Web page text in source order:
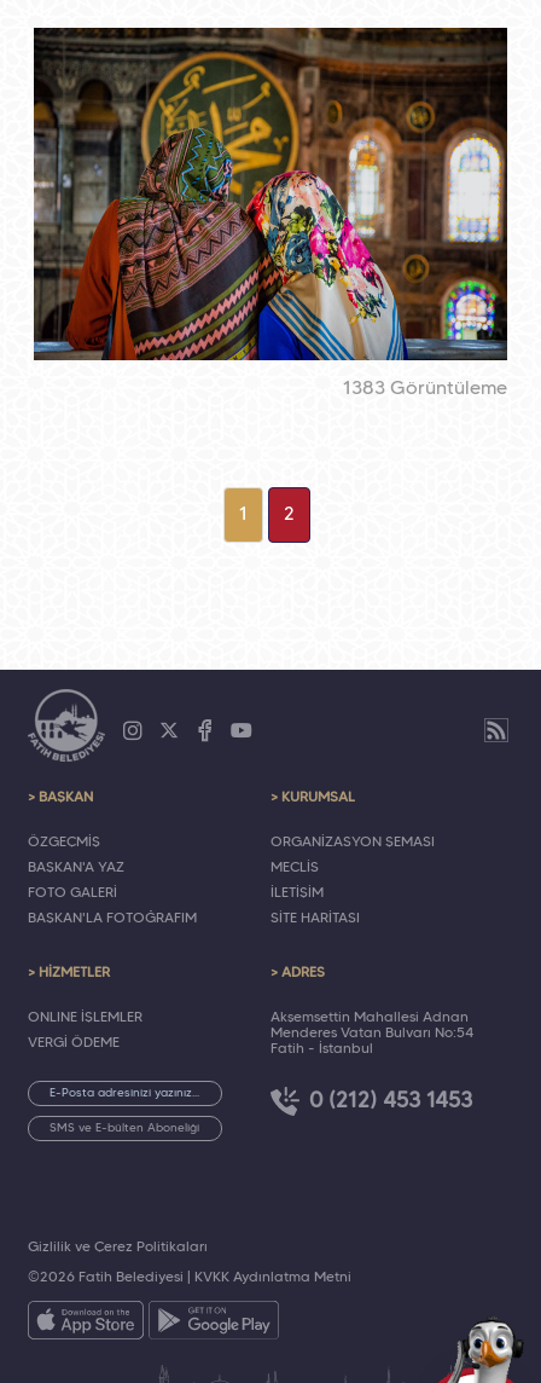
1383 Görüntüleme
1 2
> BAŞKAN
ÖZGEÇMİŞ
BAŞKAN'A YAZ
FOTO GALERİ
BAŞKAN'LA FOTOĞRAFIM
> KURUMSAL
ORGANİZASYON ŞEMASI
MECLİS
İLETİŞİM
SİTE HARİTASI
> HİZMETLER
ONLINE İŞLEMLER
VERGİ ÖDEME
SMS ve E-bülten Aboneliği
> ADRES
Akşemsettin Mahallesi Adnan
Menderes Vatan Bulvarı No:54
Fatih - İstanbul
0 (212) 453 1453
©2026 Fatih Belediyesi | KVKK Aydınlatma Metni
Gizlilik ve Çerez Politikaları